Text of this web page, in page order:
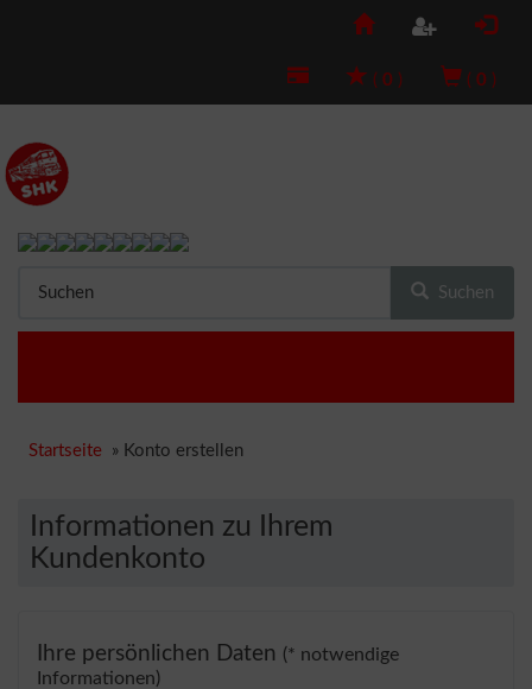
( 0 ) ( 0 )
Suchen
Startseite » Konto erstellen
Informationen zu Ihrem
Kundenkonto
Ihre persönlichen Daten (* notwendige
Informationen)